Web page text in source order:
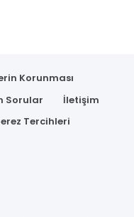
Korunması
Sorular
İletişim
Tercihleri